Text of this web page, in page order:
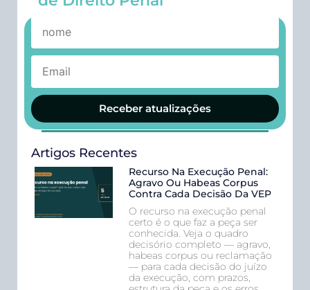
Receber atualizações
Artigos Recentes
Recurso Na Execução Penal:
Agravo Ou Habeas Corpus
Contra Cada Decisão Da VEP
O recurso na execução penal
certo é o que faz a peça ser
conhecida. Veja o quadro
decisório completo — agravo,
habeas corpus ou reclamação
— para cada decisão do juízo
da execução, com prazos,